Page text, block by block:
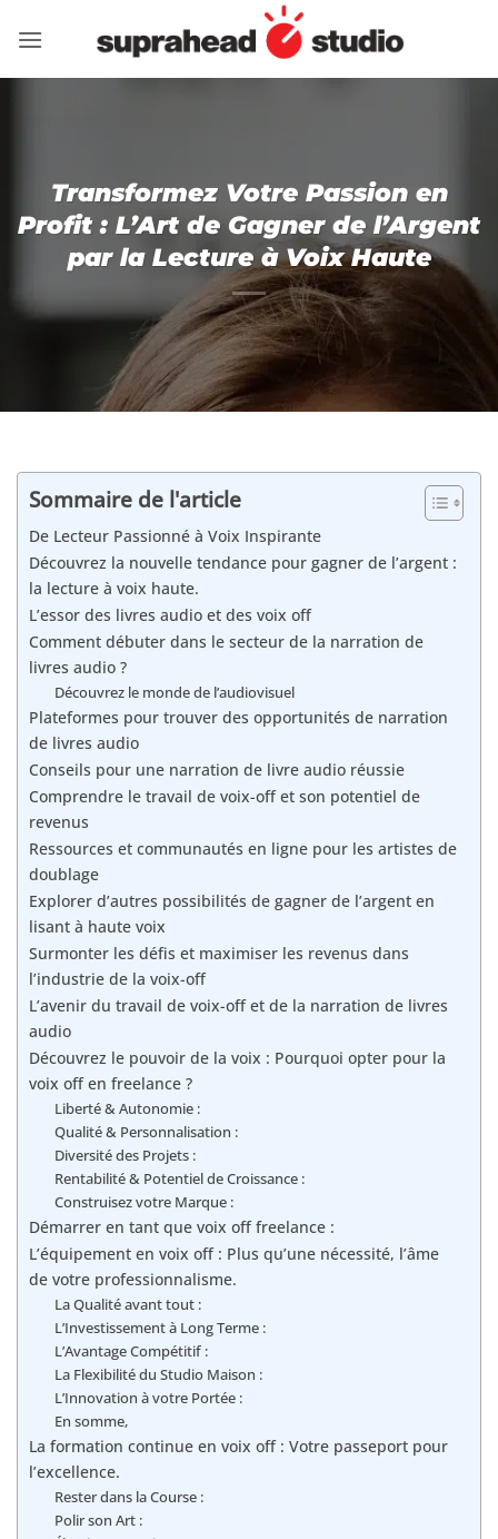
au
Transformez Votre Passion en
Profit : L’Art de Gagner de l’Argent
par la Lecture à Voix Haute
Sommaire de l'article
De Lecteur Passionné à Voix Inspirante
Découvrez la nouvelle tendance pour gagner de l’argent :
la lecture à voix haute.
L’essor des livres audio et des voix off
Comment débuter dans le secteur de la narration de
livres audio ?
Découvrez le monde de l’audiovisuel
Plateformes pour trouver des opportunités de narration
de livres audio
Conseils pour une narration de livre audio réussie
Comprendre le travail de voix-off et son potentiel de
revenus
Ressources et communautés en ligne pour les artistes de
doublage
Explorer d’autres possibilités de gagner de l’argent en
lisant à haute voix
Surmonter les défis et maximiser les revenus dans
l’industrie de la voix-off
L’avenir du travail de voix-off et de la narration de livres
audio
Découvrez le pouvoir de la voix : Pourquoi opter pour la
voix off en freelance ?
Liberté & Autonomie :
Qualité & Personnalisation :
Diversité des Projets :
Rentabilité & Potentiel de Croissance :
Construisez votre Marque :
Démarrer en tant que voix off freelance :
L’équipement en voix off : Plus qu’une nécessité, l’âme
de votre professionnalisme.
La Qualité avant tout :
L’Investissement à Long Terme :
L’Avantage Compétitif :
La Flexibilité du Studio Maison :
L’Innovation à votre Portée :
En somme,
La formation continue en voix off : Votre passeport pour
l’excellence.
Rester dans la Course :
Polir son Art :